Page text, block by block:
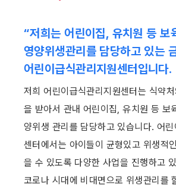
“저희는 어린이집, 유치원 등 보
영양위생관리를 담당하고 있는
어린이급식관리지원센터입니다.
저희 어린이급식관리지원센터는 식약
을 받아서 관내 어린이집, 유치원 등 보
양위생 관리를 담당하고 있습니다. 어
센터에서는 아이들이 균형있고 위생적
을 수 있도록 다양한 사업을 진행하고
코로나 시대에 비대면으로 위생관리를